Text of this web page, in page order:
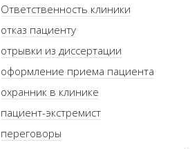
Ответственность клиники
отказ пациенту
отрывки из диссертации
оформление приема пациента
охранник в клинике
пациент-экстремист
переговоры